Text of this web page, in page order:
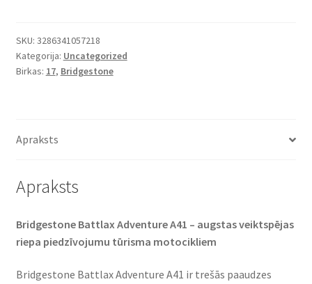
ZR
17
72W
SKU: 3286341057218
Kategorija: Uncategorized
Birkas: 17, Bridgestone
Apraksts
Apraksts
Bridgestone Battlax Adventure A41 – augstas veiktspējas
riepa piedzīvojumu tūrisma motocikliem​
Bridgestone Battlax Adventure A41 ir trešās paaudzes